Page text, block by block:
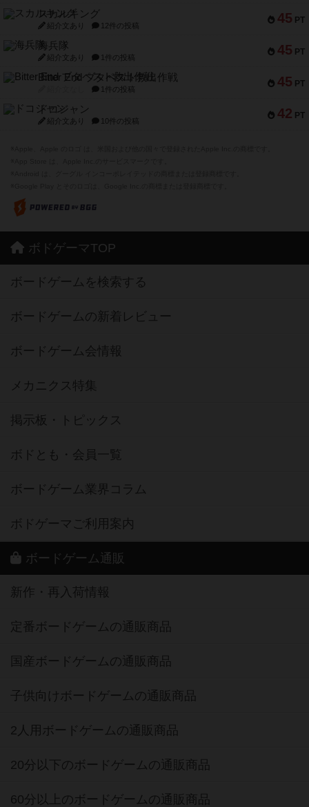
45 PT
スカルキング
紹介文あり 12件の投稿
45 PT
海兵隊
紹介文あり 1件の投稿
45 PT
Bitter End ブタペスト救出作戦
1件の投稿
42 PT
ドコジャン
紹介文あり 10件の投稿
ボドゲーマTOP
ボードゲームを検索する
ボードゲームの新着レビュー
ボードゲーム会情報
メカニクス特集
掲示板・トピックス
ボドとも・会員一覧
ボードゲーム業界コラム
ボドゲーマご利用案内
ボードゲーム通販
新作・再入荷情報
定番ボードゲームの通販商品
国産ボードゲームの通販商品
子供向けボードゲームの通販商品
2人用ボードゲームの通販商品
20分以下のボードゲームの通販商品
60分以上のボードゲームの通販商品